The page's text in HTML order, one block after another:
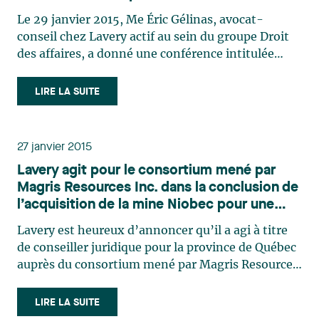
susceptible d'engendrer des conséquences
fiscales négatives. Pour plus d'information sur ce
colloque, cliquez ici.
privées de la Fondation canadienne de
fiscalité
Le 29 janvier 2015, Me Éric Gélinas, avocat-
conseil chez Lavery actif au sein du groupe Droit
des affaires, a donné une conférence intitulée
56(2), 75(2), 83(2.1), 83(2.2) et 83(2.4) LIR – dans
le cadre de la réorganisation corporative et de la
Fondation canadienne de fiscalité. Pour plus
d’information sur le séminaire, veuillez cliquer ici.
LIRE LA SUITE
27 janvier 2015
Lavery agit pour le consortium mené par
Magris Resources Inc. dans la conclusion de
l’acquisition de la mine Niobec pour une
contrepartie totale de 530 millions $US
Lavery est heureux d’annoncer qu’il a agi à titre
de conseiller juridique pour la province de Québec
auprès du consortium mené par Magris Resources
une filiale de IAMGOLD Corporation (TSX :IMG,
NYSE : IAG) et l'un des trois plus grands
LIRE LA SUITE